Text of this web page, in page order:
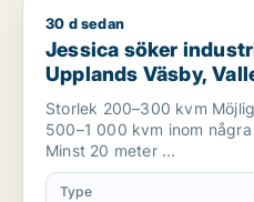
Jessica söker industrilokal
30 d sedan
Jessica söker
Upplands Väsby,
Upplands-Bro m.fl.
Storlek 200–300 kvm Möjlighet att expandera till
500–1 000 kvm inom några år är
Minst 20 meter ...
Type